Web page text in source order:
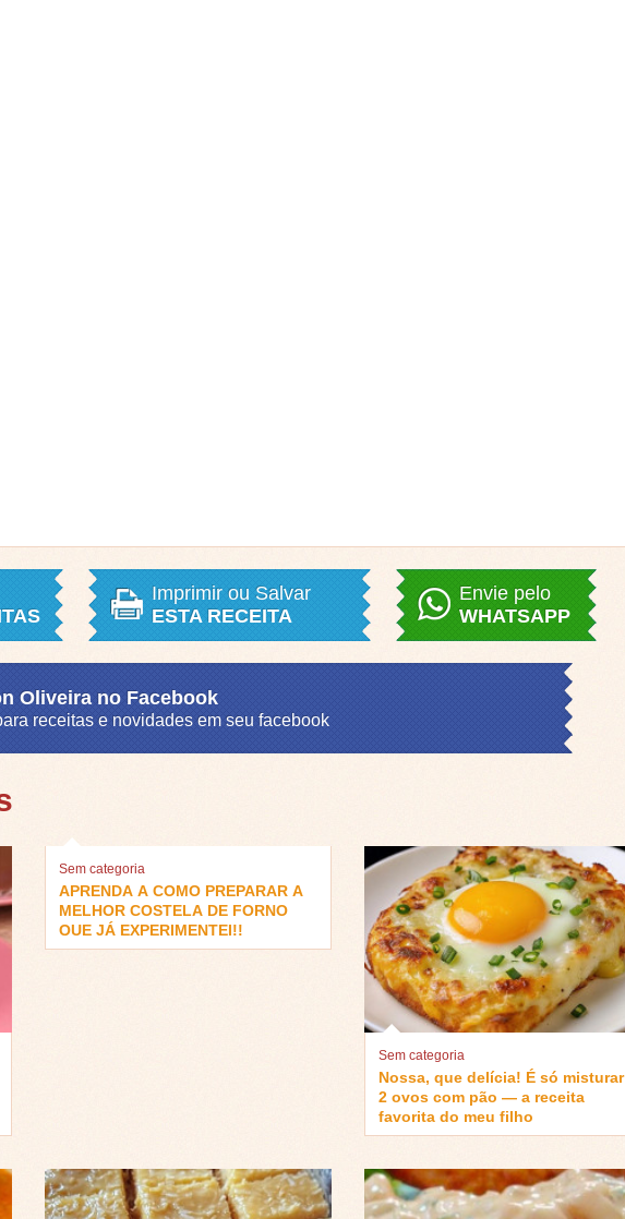
Imprimir ou Salvar
ESTA RECEITA
Envie pelo
WHATSAPP
Oliveira no Facebook
receitas e novidades em seu facebook
Sem categoria
APRENDA A COMO PREPARAR A
MELHOR COSTELA DE FORNO
QUE JÁ EXPERIMENTEI!!
Sem categoria
Nossa, que delícia! É só misturar
2 ovos com pão — a receita
favorita do meu filho